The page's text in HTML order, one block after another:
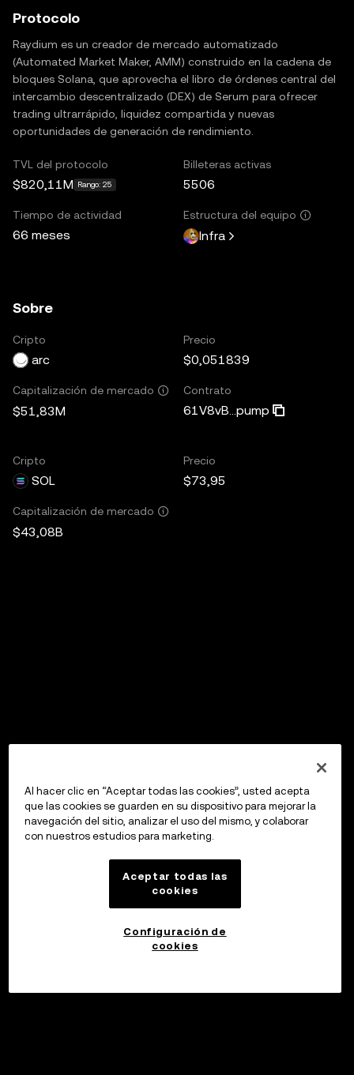
Protocolo
Raydium es un creador de mercado automatizado
(Automated Market Maker, AMM) construido en la cadena de
bloques Solana, que aprovecha el libro de órdenes central del
intercambio descentralizado (DEX) de Serum para ofrecer
trading ultrarrápido, liquidez compartida y nuevas
oportunidades de generación de rendimiento.
TVL del protocolo
$820,11M Rango: 25
Billeteras activas
5506
Tiempo de actividad
66 meses
Estructura del equipo
Infra
Sobre
Cripto
arc
Precio
$0,051839
Capitalización de mercado
$51,83M
Contrato
61V8vB...pump
Cripto
SOL
Precio
$73,95
Capitalización de mercado
$43,08B
Al hacer clic en “Aceptar todas las cookies”, usted acepta
que las cookies se guarden en su dispositivo para mejorar la
navegación del sitio, analizar el uso del mismo, y colaborar
con nuestros estudios para marketing.
Aceptar todas las
cookies
Configuración de
cookies